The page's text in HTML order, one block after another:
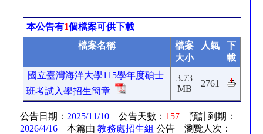
本公告有1個檔案可供下載
檔案名稱
檔案
大小
人氣
下
載
國立臺灣海洋大學115學年度碩士
班考試入學招生簡章
3.73
MB
2761
公告日期： 2025/11/10 公告天數： 157 預計到期：
2026/4/16 本篇由 教務處招生組公告 瀏覽人次：